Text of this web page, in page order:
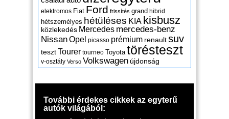
elektromos Fiat Ford frissítés grand hibrid
hétszemélyes hétüléses KIA kisbusz
közlekedés Mercedes mercedes-benz
NissanOpel picasso prémium renaultsuv
tesztTourer tourneo Toyota törésteszt
v-osztály Verso Volkswagen újdonság
További érdekes cikkek az egyterű
autók világából: